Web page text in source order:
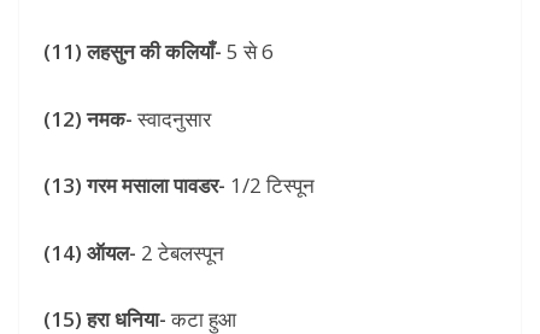
(11) लहसुन की कलियाँ- 5 से 6
(12) नमक-स्वादनुसार
(13) गरम मसाला पावडर- 1/2 टिस्पून
(14) ऑयल- 2 टेबलस्पून
(15) हरा धनिया-कटा हुआ